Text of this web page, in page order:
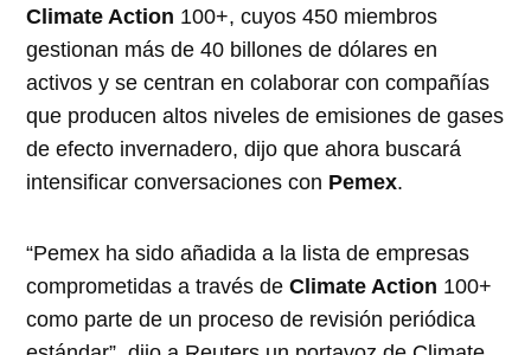
Climate Action 100+, cuyos 450 miembros
gestionan más de 40 billones de dólares en
activos y se centran en colaborar con compañías
que producen altos niveles de emisiones de gases
de efecto invernadero, dijo que ahora buscará
intensificar conversaciones con Pemex.
“Pemex ha sido añadida a la lista de empresas
comprometidas a través deClimate Action 100+
como parte de un proceso de revisión periódica